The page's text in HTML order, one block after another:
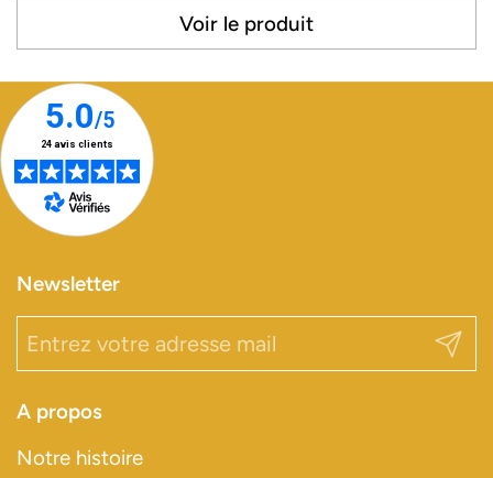
Voir le produit
Newsletter
A propos
Notre histoire